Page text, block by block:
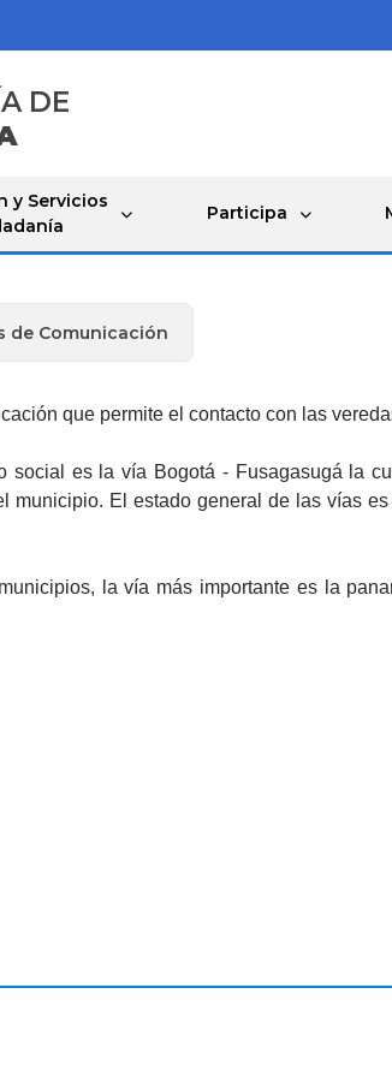
DE
y Servicios
Participa
de Comunicación
que permite el contacto con las
social es la vía Bogotá - Fusagasugá la
municipio. El estado general de las vías
la vía más importante es la